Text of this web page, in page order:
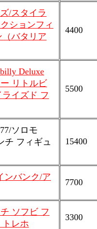
/スタイラ
ションフィ
バタリア
4400
Deluxe
リトルビ
イズド フ
5500
ソロモ
チ フィギュ
15400
ンバンク/ア
7700
ソフビ フ
トレホ
3300